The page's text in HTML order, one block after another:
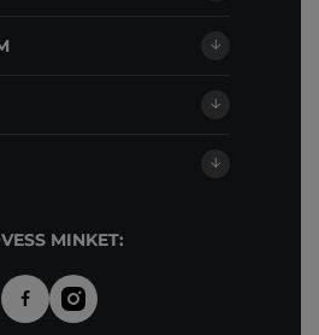
MINKET: